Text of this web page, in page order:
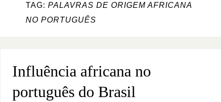
TAG: PALAVRAS DE ORIGEM AFRICANA
NO PORTUGUÊS
Influência africana no
português do Brasil